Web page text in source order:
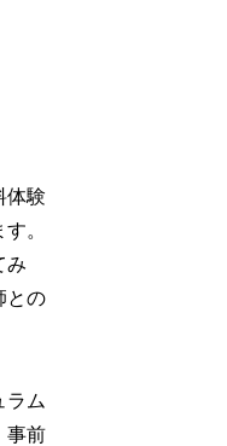
体験
。
み
との
ラム
事前